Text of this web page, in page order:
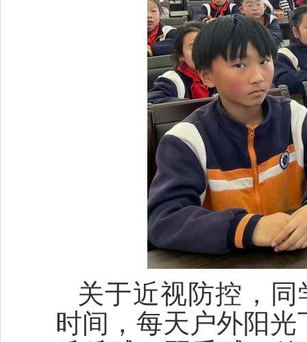
关于近视防控，
时间，每天户外阳